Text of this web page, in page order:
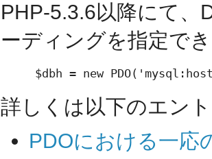
PHP-5.3.6以降にて、
ーディングを指定で
$dbh = new
詳しくは以下のエン
PDOにおける一応